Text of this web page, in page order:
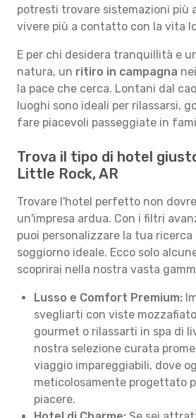
potresti trovare sistemazioni più
vivere più a contatto con la vita
E per chi desidera tranquillità e
natura, un ritiro in campagna
la pace che cerca. Lontani dal
luoghi sono ideali per rilassarsi,
fare piacevoli passeggiate in
Trova il tipo di hotel
Little Rock, AR
Trovare l'hotel perfetto non
un'impresa ardua. Con i filtri
puoi personalizzare la tua ricerca
soggiorno ideale. Ecco solo
scoprirai nella nostra vasta
Lusso e Comfort Premium:
svegliarti con viste
gourmet o rilassarti in spa di
nostra selezione curata
viaggio impareggiabili, dove
meticolosamente progettato
piacere.